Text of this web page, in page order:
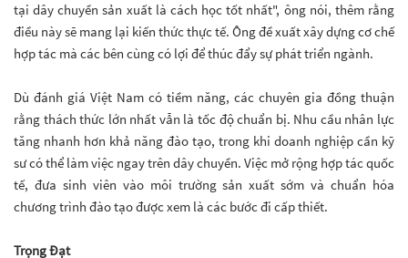
tại dây chuyền sản xuất là cách học tốt nhất", ông nói, thêm rằng
điều này sẽ mang lại kiến thức thực tế. Ông đề xuất xây dựng cơ chế
hợp tác mà các bên cùng có lợi để thúc đẩy sự phát triển ngành.
Dù đánh giá Việt Nam có tiềm năng, các chuyên gia đồng thuận
rằng thách thức lớn nhất vẫn là tốc độ chuẩn bị. Nhu cầu nhân lực
tăng nhanh hơn khả năng đào tạo, trong khi doanh nghiệp cần kỹ
sư có thể làm việc ngay trên dây chuyền. Việc mở rộng hợp tác quốc
tế, đưa sinh viên vào môi trường sản xuất sớm và chuẩn hóa
chương trình đào tạo được xem là các bước đi cấp thiết.
Trọng Đạt